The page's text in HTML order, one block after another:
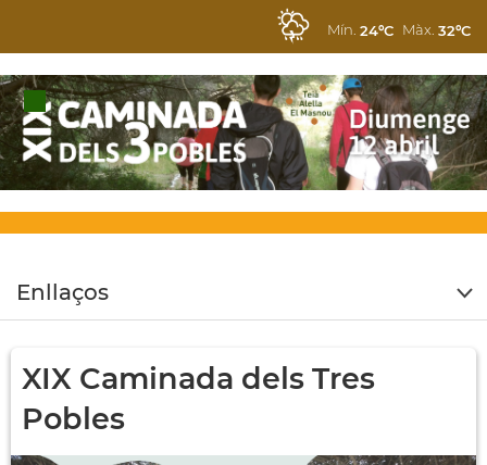
Mín. 24ºC Màx. 32ºC
Enllaços
XIX Caminada dels Tres
Pobles